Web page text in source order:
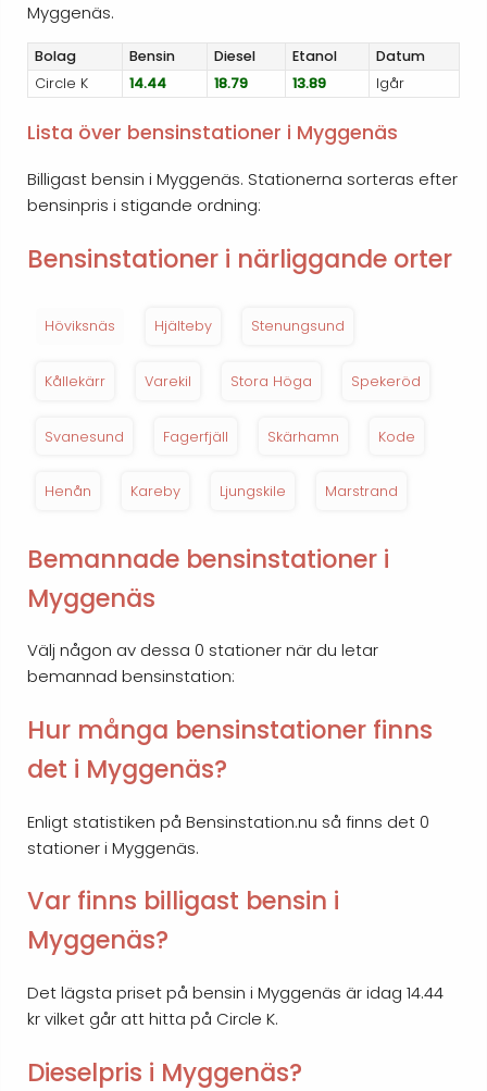
Myggenäs.
Bolag Bensin Diesel Etanol
Datum
Circle K
14.44 18.79 13.89 Igår
Lista över bensinstationer i Myggenäs
Billigast bensin i Myggenäs. Stationerna sorteras efter
bensinpris i stigande ordning:
Bensinstationer i närliggande orter
Höviksnäs Hjälteby Stenungsund
Kållekärr Varekil Stora Höga Spekeröd
Svanesund Fagerfjäll Skärhamn Kode
Henån Kareby Ljungskile Marstrand
Bemannade bensinstationer i
Myggenäs
Välj någon av dessa 0 stationer när du letar
bemannad bensinstation:
Hur många bensinstationer finns
det i Myggenäs?
Enligt statistiken på Bensinstation.nu så finns det 0
stationer i Myggenäs.
Var finns billigast bensin i
Myggenäs?
Det lägsta priset på bensin i Myggenäs är idag 14.44
kr vilket går att hitta på Circle K.
Dieselpris i Myggenäs?